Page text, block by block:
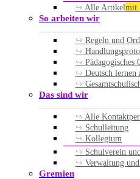
Alle Artikelmit
So arbeiten wir
Regeln und
Pädagogisches
Deutsch lernen
Das sind wir
Alle
Schulleitung
Kollegium
Schulverein
Verwaltung
Gremien